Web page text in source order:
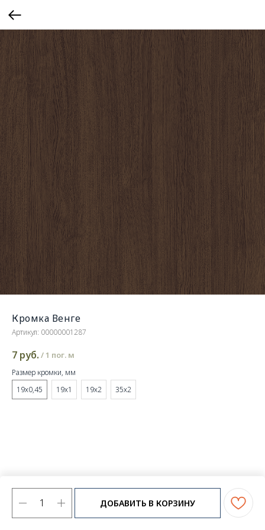
Кромка Венге
Артикул: 00000001287
7 руб. /1 пог. м
Размер кромки, мм
19х0,45
19х1 19х2 35х2
ДОБАВИТЬ В КОРЗИНУ